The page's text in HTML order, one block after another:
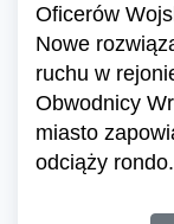
Oficerów
Nowe
ruchu w
Obwodnicy
miasto
odciąży rondo.